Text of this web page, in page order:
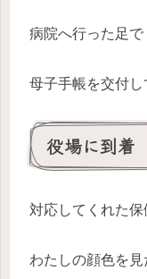
病院へ行った足で
母子手帳を交付し
役場に到着
対応してくれた
わたしの顔色を見